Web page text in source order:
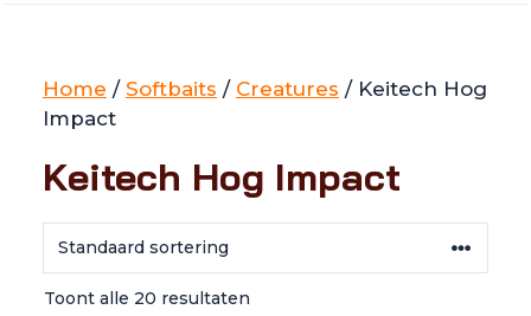
Home / Softbaits / Creatures / Keitech Hog
Impact
Keitech Hog Impact
Toont alle 20 resultaten